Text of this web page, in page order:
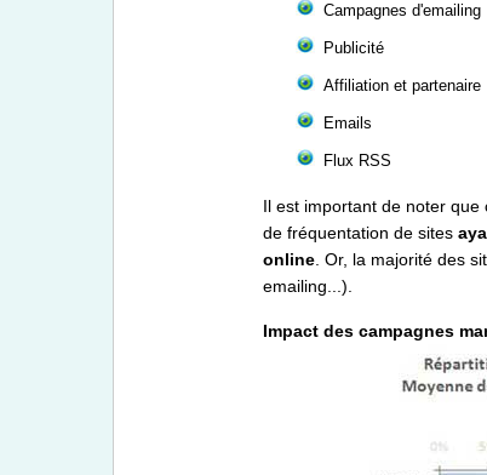
Campagnes d'emailing
Publicité
Affiliation et partenaire
Emails
Flux RSS
Il est important de noter
de fréquentation de sites
online . Or, la majorité des
emailing...).
Impact des campagnes